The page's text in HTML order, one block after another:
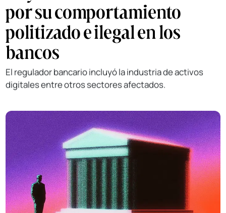
por su comportamiento
politizado e ilegal en los
bancos
El regulador bancario incluyó la industria de activos
digitales entre otros sectores afectados.